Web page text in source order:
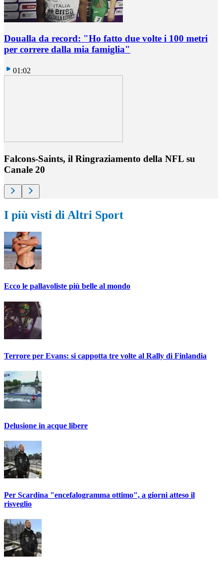
Doualla da record: "Ho fatto due volte i 100 metri
per correre dalla mia famiglia"
01:02
Falcons-Saints, il Ringraziamento della NFL su
Canale 20
I più visti di Altri Sport
Ecco le pallavoliste più belle al mondo
Terrore per Evans: si cappotta tre volte al Rally di Finlandia
Delusione in acque libere
Per Scardina "encefalogramma ottimo", a giorni atteso il
risveglio